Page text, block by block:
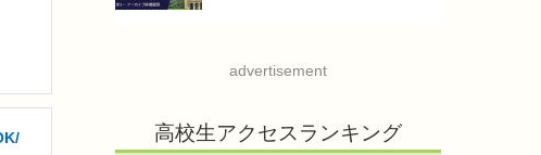
advertisement
高校生アクセスランキング